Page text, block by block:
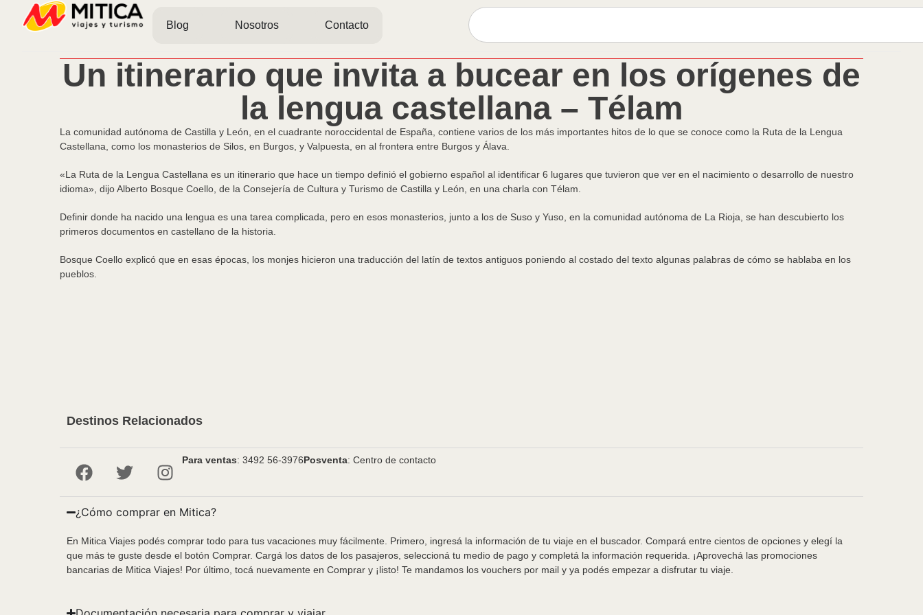
Blog Nosotros Contacto
Un itinerario que invita a bucear en los orígenes de
la lengua castellana – Télam
La comunidad autónoma de Castilla y León, en el cuadrante noroccidental de España, contiene varios de los más importantes hitos de lo que se conoce como la Ruta de la Lengua
Castellana, como los monasterios de Silos, en Burgos, y Valpuesta, en al frontera entre Burgos y Álava.
«La Ruta de la Lengua Castellana es un itinerario que hace un tiempo definió el gobierno español al identificar 6 lugares que tuvieron que ver en el nacimiento o desarrollo de nuestro
idioma», dijo Alberto Bosque Coello, de la Consejería de Cultura y Turismo de Castilla y León, en una charla con Télam.
Definir donde ha nacido una lengua es una tarea complicada, pero en esos monasterios, junto a los de Suso y Yuso, en la comunidad autónoma de La Rioja, se han descubierto los
primeros documentos en castellano de la historia.
Bosque Coello explicó que en esas épocas, los monjes hicieron una traducción del latín de textos antiguos poniendo al costado del texto algunas palabras de cómo se hablaba en los
pueblos.
Destinos Relacionados
Para ventas: 3492 56-3976Posventa: Centro de contacto
¿Cómo comprar en Mitica?
En Mitica Viajes podés comprar todo para tus vacaciones muy fácilmente. Primero, ingresá la información de tu viaje en el buscador. Compará entre cientos de opciones y elegí la
que más te guste desde el botón Comprar. Cargá los datos de los pasajeros, seleccioná tu medio de pago y completá la información requerida. ¡Aprovechá las promociones
bancarias de Mitica Viajes! Por último, tocá nuevamente en Comprar y ¡listo! Te mandamos los vouchers por mail y ya podés empezar a disfrutar tu viaje.